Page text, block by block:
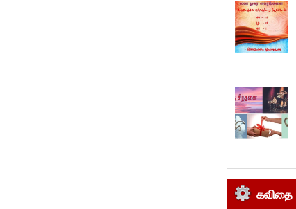
கவிதை